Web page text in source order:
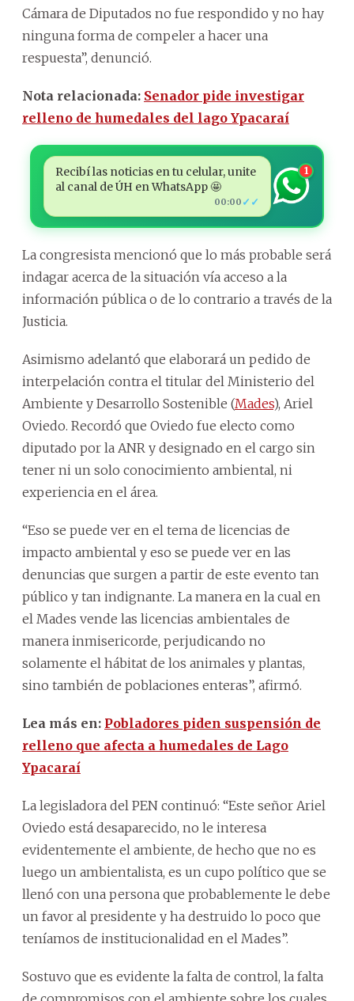
Cámara de Diputados no fue respondido y no hay
ninguna forma de compeler a hacer una
respuesta”, denunció.
Nota relacionada: Senador pide investigar
relleno de humedales del lago Ypacaraí
Recibí las noticias en tu celular, unite
al canal de ÚH en WhatsApp 🤩
00:00 ✓✓
1
La congresista mencionó que lo más probable será
indagar acerca de la situación vía acceso a la
información pública o de lo contrario a través de la
Justicia.
Asimismo adelantó que elaborará un pedido de
interpelación contra el titular del Ministerio del
Ambiente y Desarrollo Sostenible (Mades), Ariel
Oviedo. Recordó que Oviedo fue electo como
diputado por la ANR y designado en el cargo sin
tener ni un solo conocimiento ambiental, ni
experiencia en el área.
“Eso se puede ver en el tema de licencias de
impacto ambiental y eso se puede ver en las
denuncias que surgen a partir de este evento tan
público y tan indignante. La manera en la cual en
el Mades vende las licencias ambientales de
manera inmisericorde, perjudicando no
solamente el hábitat de los animales y plantas,
sino también de poblaciones enteras”, afirmó.
Lea más en: Pobladores piden suspensión de
relleno que afecta a humedales de Lago
Ypacaraí
La legisladora del PEN continuó: “Este señor Ariel
Oviedo está desaparecido, no le interesa
evidentemente el ambiente, de hecho que no es
luego un ambientalista, es un cupo político que se
llenó con una persona que probablemente le debe
un favor al presidente y ha destruido lo poco que
teníamos de institucionalidad en el Mades”.
Sostuvo que es evidente la falta de control, la falta